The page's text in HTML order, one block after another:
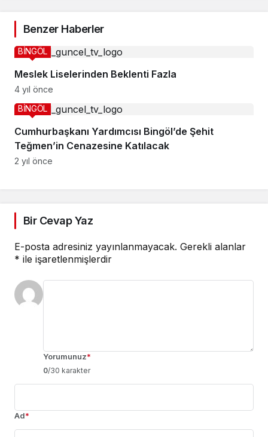
Benzer Haberler
Meslek Liselerinden Beklenti Fazla
BİNGÖL
4 yıl önce
Cumhurbaşkanı Yardımcısı Bingöl’de Şehit
Teğmen’in Cenazesine Katılacak
BİNGÖL
2 yıl önce
Bir Cevap Yaz
E-posta adresiniz yayınlanmayacak. Gerekli alanlar
* ile işaretlenmişlerdir
Yorumunuz*
0/30 karakter
Ad*